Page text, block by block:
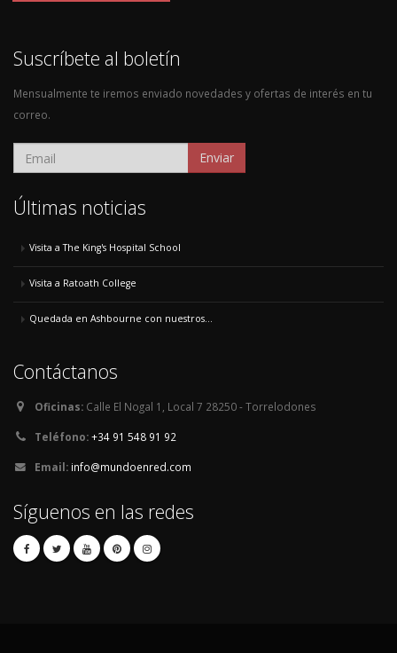
Suscríbete al boletín
Mensualmente te iremos enviado novedades y ofertas de interés en tu
correo.
Enviar
Últimas noticias
Visita a The King's Hospital School
Visita a Ratoath College
Quedada en Ashbourne con nuestros...
Contáctanos
Oficinas: Calle El Nogal 1, Local 7 28250 - Torrelodones
Teléfono:+34 91 548 91 92
Email: info@mundoenred.com
Síguenos en las redes